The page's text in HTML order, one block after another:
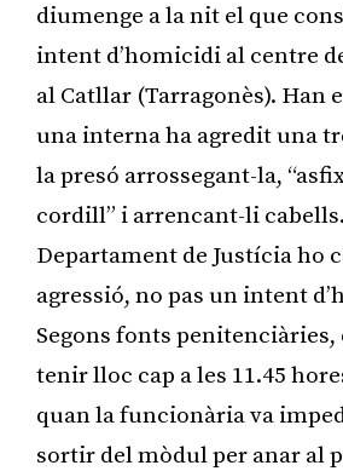
diumenge a la nit el que
intent d’homicidi al centre
al Catllar (Tarragonès). Han
una interna ha agredit una
la presó arrossegant-la,
cordill” i arrencant-li
Departament de Justícia ho
agressió, no pas un intent
Segons fonts penitenciàries,
tenir lloc cap a les 11.45
quan la funcionària va
sortir del mòdul per anar al